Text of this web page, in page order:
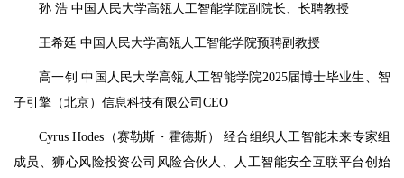
孙 浩 中国人民大学高瓴人工智能学院副院长、长聘教授
王希廷 中国人民大学高瓴人工智能学院预聘副教授
高一钊 中国人民大学高瓴人工智能学院2025届博士毕业生、智
子引擎（北京）信息科技有限公司CEO
Cyrus Hodes（赛勒斯・霍德斯） 经合组织人工智能未来专家组
成员、狮心风险投资公司风险合伙人、人工智能安全互联平台创始